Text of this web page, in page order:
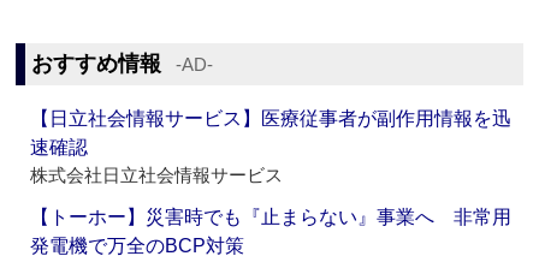
おすすめ情報 ‐AD‐
【日立社会情報サービス】医療従事者が副作用情報を迅
速確認
株式会社日立社会情報サービス
【トーホー】災害時でも『止まらない』事業へ 非常用
発電機で万全のBCP対策